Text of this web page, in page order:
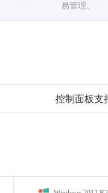
易管理。
控制面板支